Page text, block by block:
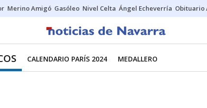
Merino Amigó Gasóleo Nivel Celta Ángel Echeverría Obituario
CALENDARIO PARÍS 2024 MEDALLERO